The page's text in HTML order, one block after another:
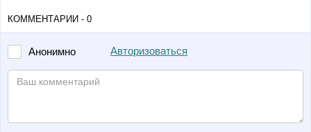
КОММЕНТАРИИ - 0
Анонимно Авторизоваться